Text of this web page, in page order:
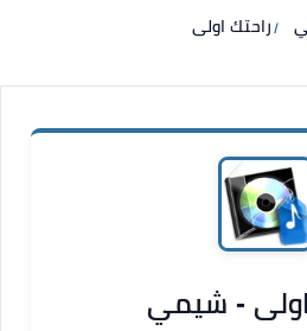
راحتك اولى
اولى - شيمي